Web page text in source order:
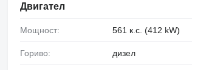
Двигател
Мощност: 561 к.с. (412 kW)
Гориво: дизел